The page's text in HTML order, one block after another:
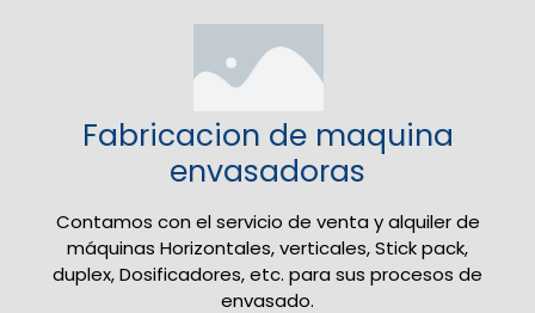
Fabricacion de maquina
envasadoras
Contamos con el servicio de venta y alquiler de
máquinas Horizontales, verticales, Stick pack,
duplex, Dosificadores, etc. para sus procesos de
envasado.